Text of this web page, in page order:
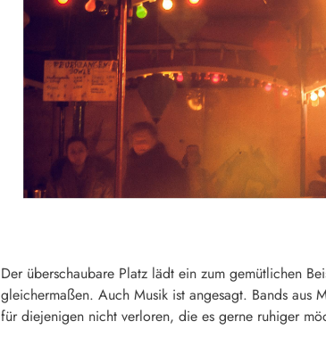
Der überschaubare Platz lädt ein zum gemütlichen
gleichermaßen. Auch Musik ist angesagt. Bands aus
für diejenigen nicht verloren, die es gerne ruhiger